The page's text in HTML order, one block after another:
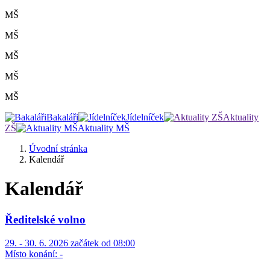
MŠ
MŠ
MŠ
MŠ
MŠ
Bakaláři
Jídelníček
Aktuality
ZŠ
Aktuality MŠ
Úvodní stránka
Kalendář
Kalendář
Ředitelské volno
29. - 30. 6. 2026 začátek od 08:00
Místo konání: -